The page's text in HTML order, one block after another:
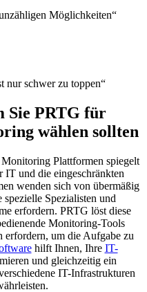
Möglichkeiten“
nur schwer zu toppen“
Sie PRTG für
wählen sollten
Plattformen spiegelt
IT und die eingeschränkten
wenden sich von übermäßig
Spezialisten und
erfordern. PRTG löst diese
Monitoring-Tools
erfordern, um die Aufgabe zu
hilft Ihnen, Ihre IT-
und gleichzeitig ein
IT-Infrastrukturen